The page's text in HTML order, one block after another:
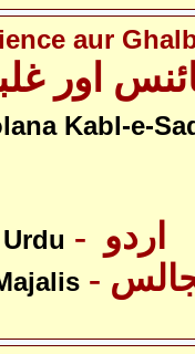
aur
اور
Kabl-e-
Urdu